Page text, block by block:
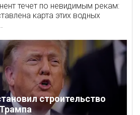
течет по невидимым рекам:
карта этих водных
строительство